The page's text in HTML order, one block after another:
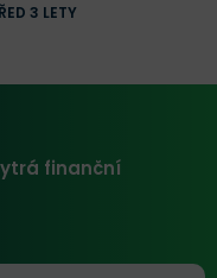
3 LETY
finanční